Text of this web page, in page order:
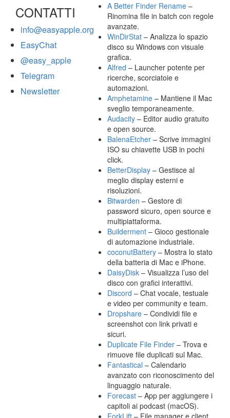
CONTATTI
info@easyapple.org
EasyChat
@easy_apple
Telegram
Newsletter
A Better Finder Rename –
Rinomina file in batch con regole
avanzate.
WinDirStat – Analizza lo spazio
disco su Windows con visuale
grafica.
Alfred – Launcher potente per
ricerche, scorciatoie e
automazioni.
Amphetamine – Mantiene il Mac
sveglio temporaneamente.
Audacity – Editor audio gratuito
e open source.
BalenaEtcher – Scrive immagini
ISO su chiavette USB in pochi
click.
BetterDisplay – Gestisce al
meglio display esterni e
risoluzioni.
Bitwarden – Gestore di
password sicuro, open source e
multipiattaforma.
Builderment – Gioco gestionale
di automazione industriale.
coconutBattery – Mostra lo stato
della batteria di Mac e iPhone.
DaisyDisk – Visualizza l’uso del
disco con grafici interattivi.
Discord – Chat vocale, testuale
e video per community e team.
Dropshare – Condividi file e
screenshot con link privati e
sicuri.
Duplicate File Finder – Trova e
rimuove file duplicati sul Mac.
Fantastical – Calendario
avanzato con riconoscimento del
linguaggio naturale.
Forecast – App per aggiungere i
capitoli ai podcast (macOS).
ForkLift – File manager e client